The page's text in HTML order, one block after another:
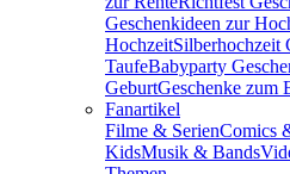
Geschenkideen zur
HochzeitSilberhochzeit
TaufeBabyparty
GeburtGeschenke zum
Fanartikel
Filme & SerienComics
KidsMusik & Bands